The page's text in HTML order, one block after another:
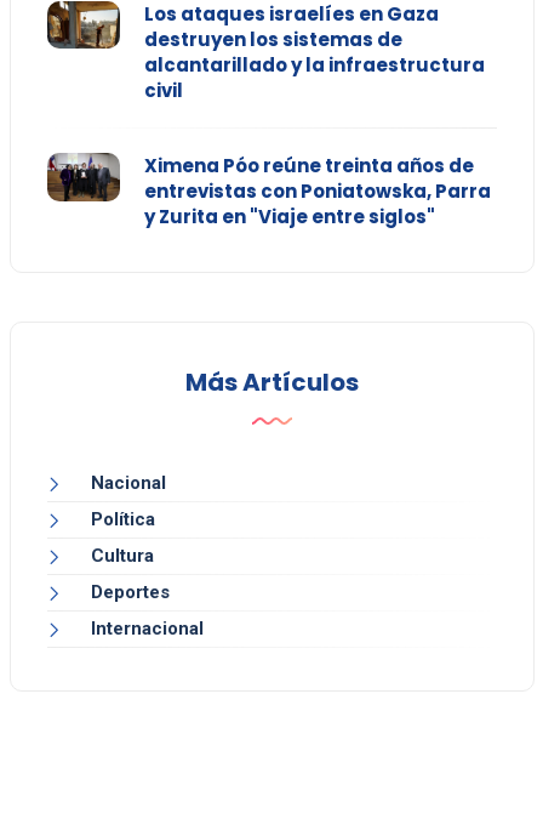
Los ataques israelíes en Gaza
destruyen los sistemas de
alcantarillado y la infraestructura
civil
Ximena Póo reúne treinta años de
entrevistas con Poniatowska, Parra
y Zurita en "Viaje entre siglos"
Más Artículos
Nacional
Política
Cultura
Deportes
Internacional